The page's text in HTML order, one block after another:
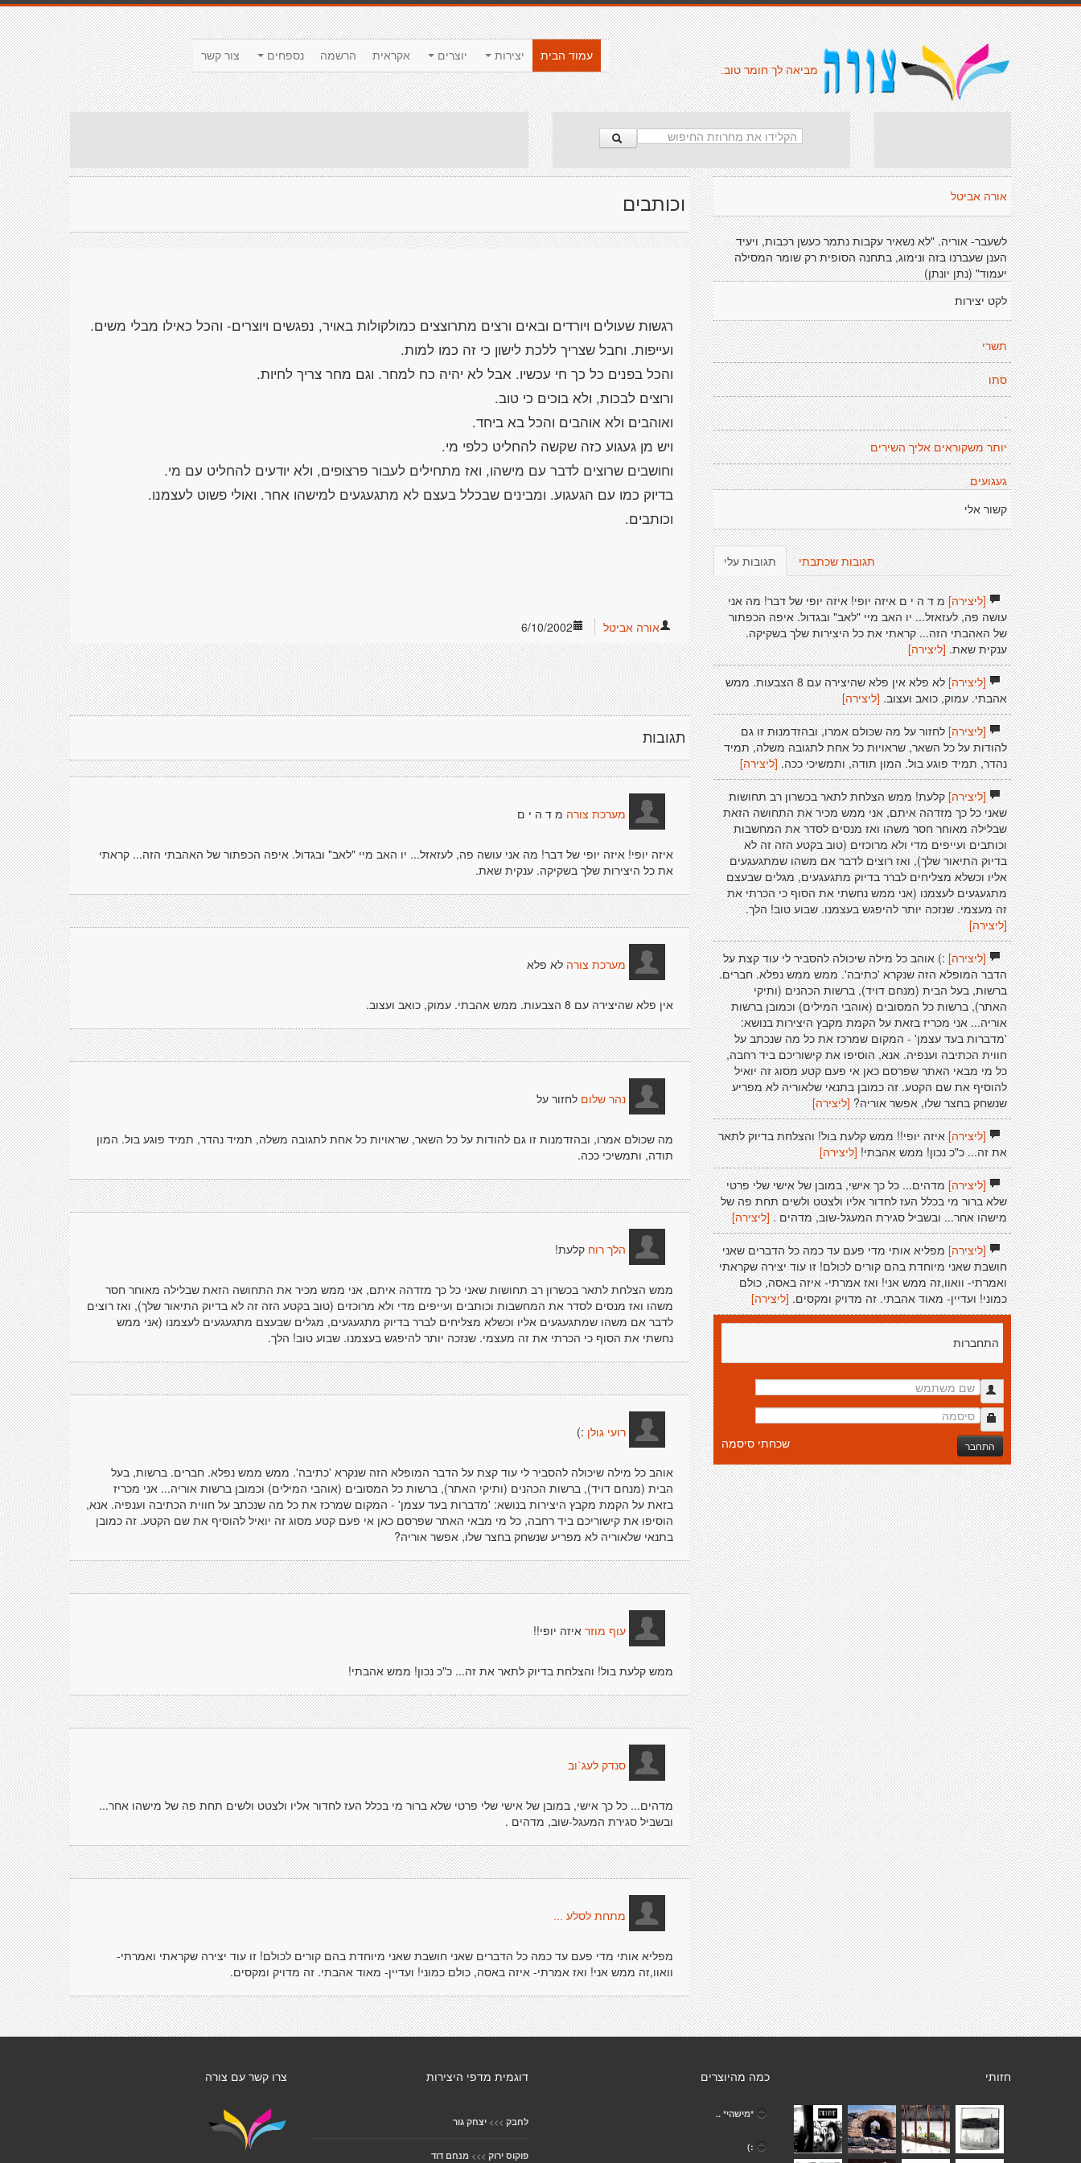
צור קשר נספחים הרשמה אקראית יוצרים יצירות
עמוד הבית
מביאה לך חומר טוב.
וכותבים
6/10/2002 אורה אביטל
תגובות
מערכת צורה מ ד ה י ם
איזה יופי! איזה יופי של דבר! מה אני עושה פה, לעזאזל... יו האב מיי "לאב" ובגדול. איפה הכפתור של האהבתי הזה... קראתי
את כל היצירות שלך בשקיקה. ענקית שאת.
מערכת צורה לא פלא
אין פלא שהיצירה עם 8 הצבעות. ממש אהבתי. עמוק, כואב ועצוב.
נהר שלום לחזור על
מה שכולם אמרו, ובהזדמנות זו גם להודות על כל השאר, שראויות כל אחת לתגובה משלה, תמיד נהדר, תמיד פוגע בול. המון
תודה, ותמשיכי ככה.
הלך רוח קלעת!
ממש הצלחת לתאר בכשרון רב תחושות שאני כל כך מזדהה איתם, אני ממש מכיר את התחושה הזאת שבלילה מאוחר חסר
משהו ואז מנסים לסדר את המחשבות וכותבים ועייפים מדי ולא מרוכזים (טוב בקטע הזה זה לא בדיוק התיאור שלך), ואז רוצים
לדבר אם משהו שמתגעגעים אליו וכשלא מצליחים לברר בדיוק מתגעגעים, מגלים שבעצם מתגעגעים לעצמנו (אני ממש
נחשתי את הסוף כי הכרתי את זה מעצמי. שנזכה יותר להיפגש בעצמנו. שבוע טוב! הלך.
רועי גולן :)
אוהב כל מילה שיכולה להסביר לי עוד קצת על הדבר המופלא הזה שנקרא 'כתיבה'. ממש ממש נפלא. חברים. ברשות, בעל
הבית (מנחם דויד), ברשות הכהנים (ותיקי האתר), ברשות כל המסובים (אוהבי המילים) וכמובן ברשות אוריה... אני מכריז
בזאת על הקמת מקבץ היצירות בנושא: 'מדברות בעד עצמן' - המקום שמרכז את כל מה שנכתב על חווית הכתיבה וענפיה. אנא,
הוסיפו את קישוריכם ביד רחבה, כל מי מבאי האתר שפרסם כאן אי פעם קטע מסוג זה יואיל להוסיף את שם הקטע. זה כמובן
בתנאי שלאוריה לא מפריע שנשחק בחצר שלו, אפשר אוריה?
עוף מוזר איזה יופי!!
ממש קלעת בול! והצלחת בדיוק לתאר את זה... כ"כ נכון! ממש אהבתי!
סנדק לעג`וב
מדהים... כל כך אישי, במובן של אישי שלי פרטי שלא ברור מי בכלל העז לחדור אליו ולצטט ולשים תחת פה של מישהו אחר...
ובשביל סגירת המעגל-שוב, מדהים .
מתחת לסלע ...
מפליא אותי מדי פעם עד כמה כל הדברים שאני חושבת שאני מיוחדת בהם קורים לכולם! זו עוד יצירה שקראתי ואמרתי-
וואוו,זה ממש אני! ואז אמרתי- איזה באסה, כולם כמוני! ועדיין- מאוד אהבתי. זה מדויק ומקסים.
אורה אביטל
לשעבר- אוריה. "לא נשאיר עקבות נתמר כעשן רכבות, ויעיד
הענן שעברנו בזה ונימוג, בתחנה הסופית רק שומר המסילה
יעמוד" (נתן יונתן)
לקט יצירות
תשרי
סתו
.
יותר משקוראים אליך השירים
געגועים
קשור אלי
תגובות עלי תגובות שכתבתי
[ליצירה]מ ד ה י ם איזה יופי! איזה יופי של דבר! מה אני
עושה פה, לעזאזל... יו האב מיי "לאב" ובגדול. איפה הכפתור
של האהבתי הזה... קראתי את כל היצירות שלך בשקיקה.
ענקית שאת. [ליצירה]
[ליצירה]
לא פלא אין פלא שהיצירה עם 8 הצבעות. ממש
אהבתי. עמוק, כואב ועצוב. [ליצירה]
[ליצירה]לחזור על מה שכולם אמרו, ובהזדמנות זו גם
להודות על כל השאר, שראויות כל אחת לתגובה משלה, תמיד
נהדר, תמיד פוגע בול. המון תודה, ותמשיכי ככה.[ליצירה]
[ליצירה]קלעת! ממש הצלחת לתאר בכשרון רב תחושות
שאני כל כך מזדהה איתם, אני ממש מכיר את התחושה הזאת
שבלילה מאוחר חסר משהו ואז מנסים לסדר את המחשבות
וכותבים ועייפים מדי ולא מרוכזים (טוב בקטע הזה זה לא
בדיוק התיאור שלך), ואז רוצים לדבר אם משהו שמתגעגעים
אליו וכשלא מצליחים לברר בדיוק מתגעגעים, מגלים שבעצם
מתגעגעים לעצמנו (אני ממש נחשתי את הסוף כי הכרתי את
זה מעצמי. שנזכה יותר להיפגש בעצמנו. שבוע טוב! הלך.
[ליצירה]
[ליצירה]:) אוהב כל מילה שיכולה להסביר לי עוד קצת על
הדבר המופלא הזה שנקרא 'כתיבה'. ממש ממש נפלא. חברים.
ברשות, בעל הבית (מנחם דויד), ברשות הכהנים (ותיקי
האתר), ברשות כל המסובים (אוהבי המילים) וכמובן ברשות
אוריה... אני מכריז בזאת על הקמת מקבץ היצירות בנושא:
'מדברות בעד עצמן' - המקום שמרכז את כל מה שנכתב על
חווית הכתיבה וענפיה. אנא, הוסיפו את קישוריכם ביד רחבה,
כל מי מבאי האתר שפרסם כאן אי פעם קטע מסוג זה יואיל
להוסיף את שם הקטע. זה כמובן בתנאי שלאוריה לא מפריע
שנשחק בחצר שלו, אפשר אוריה?[ליצירה]
[ליצירה]איזה יופי!! ממש קלעת בול! והצלחת בדיוק לתאר
את זה... כ"כ נכון! ממש אהבתי! [ליצירה]
[ליצירה]מדהים... כל כך אישי, במובן של אישי שלי פרטי
שלא ברור מי בכלל העז לחדור אליו ולצטט ולשים תחת פה של
מישהו אחר... ובשביל סגירת המעגל-שוב, מדהים .[ליצירה]
[ליצירה]מפליא אותי מדי פעם עד כמה כל הדברים שאני
חושבת שאני מיוחדת בהם קורים לכולם! זו עוד יצירה שקראתי
ואמרתי- וואוו,זה ממש אני! ואז אמרתי- איזה באסה, כולם
כמוני! ועדיין- מאוד אהבתי. זה מדויק ומקסים. [ליצירה]
התחברות
התחבר שכחתי סיסמה
צרו קשר עם צורה דוגמית מדפי היצירות
לחבק >>> יצחק גור
פוקוס ירוק >>> מנחם דוד
כמה מהיוצרים
*מישהי* ..
:)
חזותי